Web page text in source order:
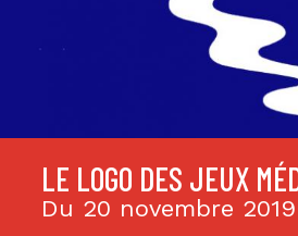
LE LOGO DES JEUX
Du 20 novembre